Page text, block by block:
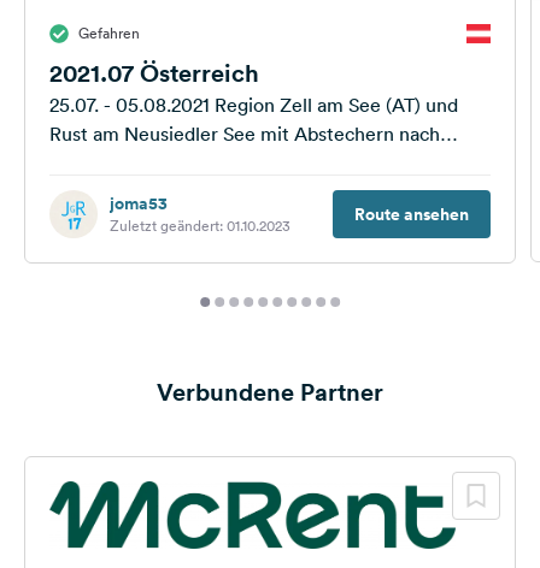
Gefahren
2021.07 Österreich
25.07. - 05.08.2021 Region Zell am See (AT) und
Rust am Neusiedler See mit Abstechern nach
joma53
Zuletzt geändert: 01.10.2023 Route ansehen
Verbundene Partner